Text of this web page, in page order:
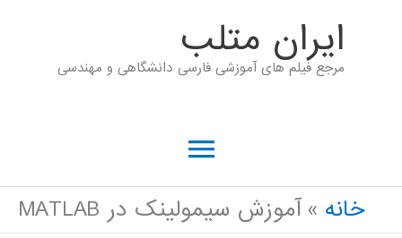
ايران متلب
مرجع فیلم های آموزشی فارسی دانشگاهی و مهندسی
فهرست
اصلی
خانه آموزش سیمولینک در MATLAB